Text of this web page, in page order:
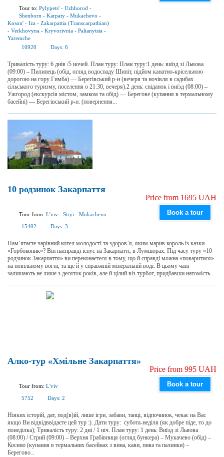
Tour to: Pylypets' - Uzhhorod -
Shenborn - Karpaty - Mukachevo -
Koson' - Iza - Zakarpattia (Transcarpathian)
- Verkhovyna - Kryvorivnia - Palianytsia -
Yaremchе
10920
Days: 6
Тривалість туру: 6 днів /5 ночей. План туру: План туру:1 день: виїзд зі Львова
(09:00) – Пилипець (обід, огляд водоспаду Шипіт, підйом канатно-крісельною
дорогою на гору Гимба) — Берегівський р-н (вечеря та ночівля в садибах
сільського туризму, поселення о 21:30, вечеря).2 день: сніданок і виїзд (08:00) –
Ужгород (екскурсія містом, замком та обід) — Берегове (купання в термальному
басейні) — Берегівський р-н. (повернення...
10 родзинок Закарпаття
Tour from: L'viv - Stryi - Mukachevo
15402
Days: 3
Price from 1695 UAH
Book a tour
Пам’ятаєте чарівний котел молодості та здоров’я, яким марив король із казки
«Горбоконик»? Він насправді існує на Закарпатті, в Лумшорах. Під часу туру «10
родзинок Закарпаття» ви переконаєтеся в тому, що й справді можна «поваритися»
на повільному вогні, та ще й у справжній мінеральній воді. В цьому чані
залишають не лише з десяток років, але й цілий віз турбот, придбавши натомість...
Алко-тур «Хмільне Закарпаття»
Tour from: L'viv
5752
Days: 2
Price from 995 UAH
Book a tour
Ніяких історій, дат, под(в)ій, лише ігри, забави, танці, відпочинок, чекає на Вас
якщо Ви відвідввідаєте цей тур :). Дати туру: субота-неділя (як добре піде, то до
понеділка); Тривалість туру: 2 дні / 1 ніч. План туру: 1 день: Виїзд зі Львова
(08:00) / Стрий (09:00) – Верхня Грабівниця (огляд бункера) – Мукачево (обід) –
Косино (купання в термальних басейнах з вина, кави, пива та палинки) –
Берегово...